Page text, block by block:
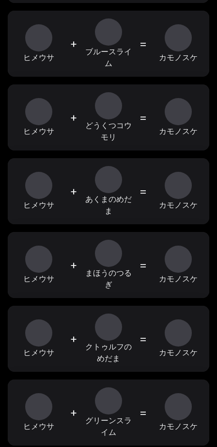
ヒメウサ
+
ブルースライ
ム
=
カモノスケ
ヒメウサ
+
どうくつコウ
モリ
=
カモノスケ
ヒメウサ
+
あくまのめだ
ま
=
カモノスケ
ヒメウサ
+
まほうのつる
ぎ
=
カモノスケ
ヒメウサ
+
クトゥルフの
めだま
=
カモノスケ
ヒメウサ
+
グリーンスラ
イム
=
カモノスケ